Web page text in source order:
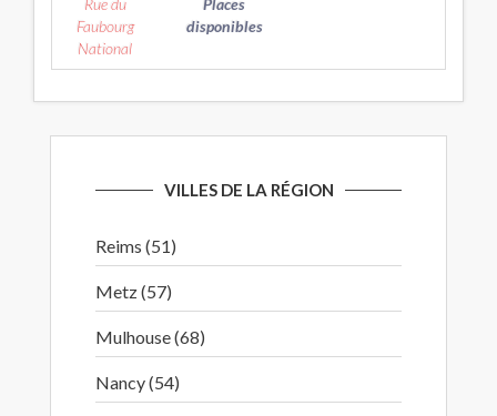
Rue du
Faubourg
National
Places
disponibles
VILLES DE LA RÉGION
Reims (51)
Metz (57)
Mulhouse (68)
Nancy (54)